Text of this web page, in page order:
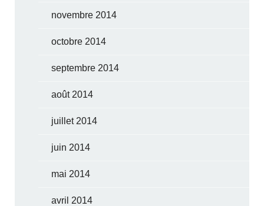
novembre 2014
octobre 2014
septembre 2014
août 2014
juillet 2014
juin 2014
mai 2014
avril 2014